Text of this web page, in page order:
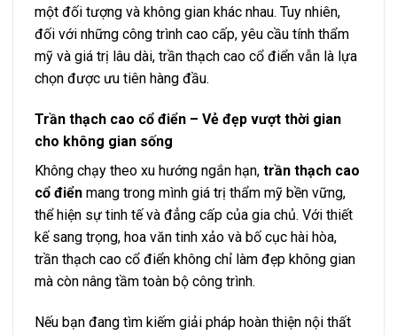
một đối tượng và không gian khác nhau. Tuy nhiên,
đối với những công trình cao cấp, yêu cầu tính thẩm
mỹ và giá trị lâu dài, trần thạch cao cổ điển vẫn là lựa
chọn được ưu tiên hàng đầu.
Trần thạch cao cổ điển – Vẻ đẹp vượt thời gian
cho không gian sống
Không chạy theo xu hướng ngắn hạn, trần thạch cao
cổ điển mang trong mình giá trị thẩm mỹ bền vững,
thể hiện sự tinh tế và đẳng cấp của gia chủ. Với thiết
kế sang trọng, hoa văn tinh xảo và bố cục hài hòa,
trần thạch cao cổ điển không chỉ làm đẹp không gian
mà còn nâng tầm toàn bộ công trình.
Nếu bạn đang tìm kiếm giải pháp hoàn thiện nội thất